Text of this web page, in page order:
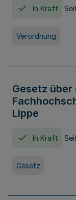
In Kraft
Verordnung
Gesetz über
Lippe
In Kraft
Gesetz